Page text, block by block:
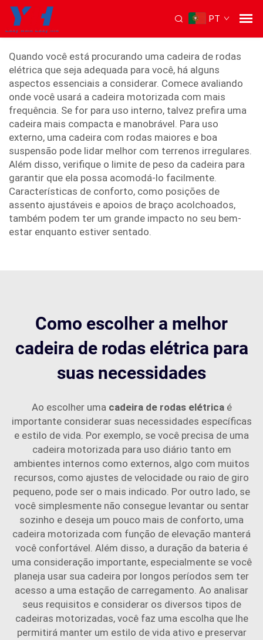
PT
power chair
Quando você está procurando uma cadeira de rodas
elétrica que seja adequada para você, há alguns
aspectos essenciais a considerar. Comece avaliando
onde você usará a cadeira motorizada com mais
frequência. Se for para uso interno, talvez prefira uma
cadeira mais compacta e manobrável. Para uso
externo, uma cadeira com rodas maiores e boa
suspensão pode lidar melhor com terrenos irregulares.
Além disso, verifique o limite de peso da cadeira para
garantir que ela possa acomodá-lo facilmente.
Características de conforto, como posições de
assento ajustáveis e apoios de braço acolchoados,
também podem ter um grande impacto no seu bem-
estar enquanto estiver sentado.
Como escolher a melhor
cadeira de rodas elétrica para
suas necessidades
Ao escolher uma cadeira de rodas elétrica é
importante considerar suas necessidades específicas
e estilo de vida. Por exemplo, se você precisa de uma
cadeira motorizada para uso diário tanto em
ambientes internos como externos, algo com muitos
recursos, como ajustes de velocidade ou raio de giro
pequeno, pode ser o mais indicado. Por outro lado, se
você simplesmente não consegue levantar ou sentar
sozinho e deseja um pouco mais de conforto, uma
cadeira motorizada com função de elevação manterá
você confortável. Além disso, a duração da bateria é
uma consideração importante, especialmente se você
planeja usar sua cadeira por longos períodos sem ter
acesso a uma estação de carregamento. Ao analisar
seus requisitos e considerar os diversos tipos de
cadeiras motorizadas, você faz uma escolha que lhe
permitirá manter um estilo de vida ativo e preservar